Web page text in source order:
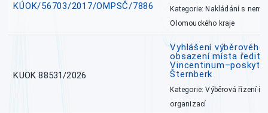
KÚOK/56703/2017/OMPSČ/7886
Kategorie: Nakládání s
Olomouckého kraje
KUOK 88531/2026
Vyhlášení výběrového
obsazení místa
Šternberk
Kategorie: Výběrová řízení-
organizací